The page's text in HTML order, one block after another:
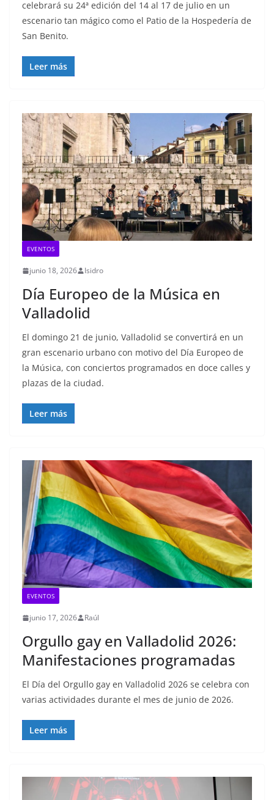
celebrará su 24ª edición del 14 al 17 de julio en un
escenario tan mágico como el Patio de la Hospedería de
San Benito.
Leer más
EVENTOS
junio 18, 2026 Isidro
Día Europeo de la Música en
Valladolid
El domingo 21 de junio, Valladolid se convertirá en un
gran escenario urbano con motivo del Día Europeo de
la Música, con conciertos programados en doce calles y
plazas de la ciudad.
Leer más
EVENTOS
junio 17, 2026 Raúl
Orgullo gay en Valladolid 2026:
Manifestaciones programadas
El Día del Orgullo gay en Valladolid 2026 se celebra con
varias actividades durante el mes de junio de 2026.
Leer más